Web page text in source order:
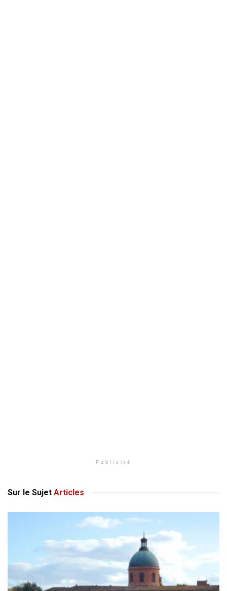
Publicité
Sur le Sujet Articles